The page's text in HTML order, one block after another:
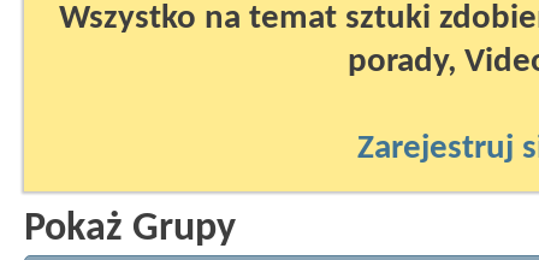
Wszystko na temat sztuki
porady,
Zarejestruj
Pokaż Grupy